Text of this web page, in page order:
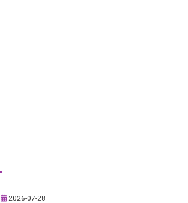
2026-07-28